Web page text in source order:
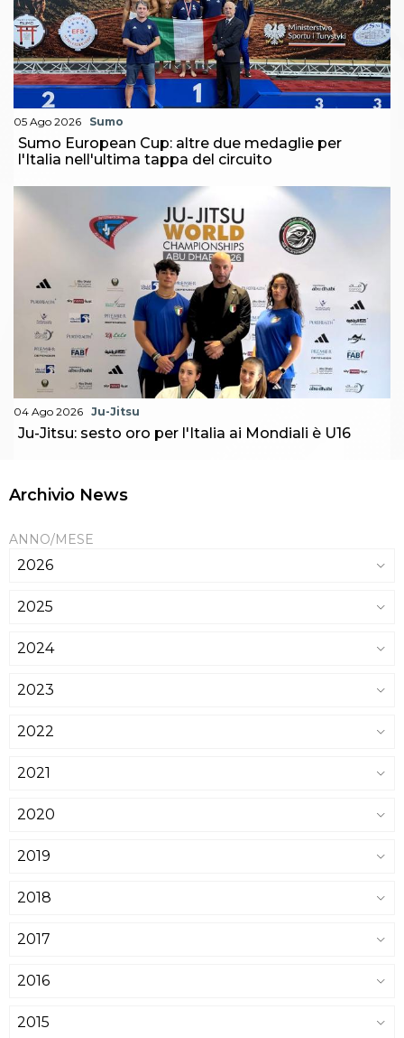
05 Ago 2026 Sumo
Sumo European Cup: altre due medaglie per
l'Italia nell'ultima tappa del circuito
04 Ago 2026 Ju-Jitsu
Ju-Jitsu: sesto oro per l'Italia ai Mondiali è U16
Archivio News
ANNO/MESE
2026
2025
2024
2023
2022
2021
2020
2019
2018
2017
2016
2015